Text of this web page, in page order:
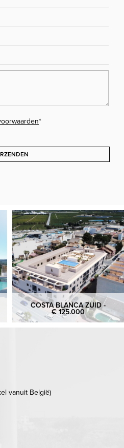
*
COSTA BLANCA ZUID -
€ 125.000
vanuit België)